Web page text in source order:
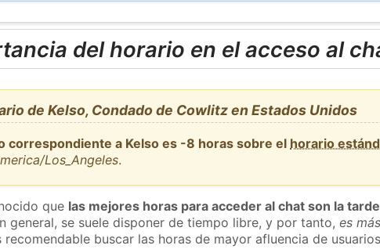
del horario en el acceso al
de Kelso, Condado de Cowlitz en Estados Unidos
correspondiente a Kelso es -8 horas sobre el horario
Los_Angeles.
que las mejores horas para acceder al chat son la
general, se suele disponer de tiempo libre, y por tanto,es
recomendable buscar las horas de mayor afluencia de